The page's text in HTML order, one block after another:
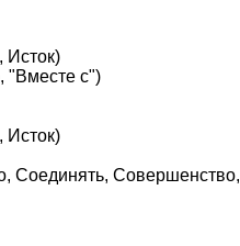
Исток)
с")
Исток)
Соединять, Совершенство,